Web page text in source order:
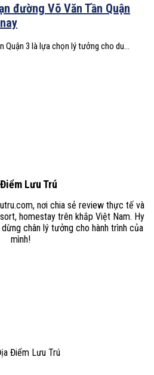
đường Võ Văn Tần Quận
Quận 3 là lựa chọn lý tưởng cho du...
Lưu Trú
nơi chia sẻ review thực tế và
homestay trên khắp Việt Nam. Hy
chân lý tưởng cho hành trình của
mình!
Điểm Lưu Trú